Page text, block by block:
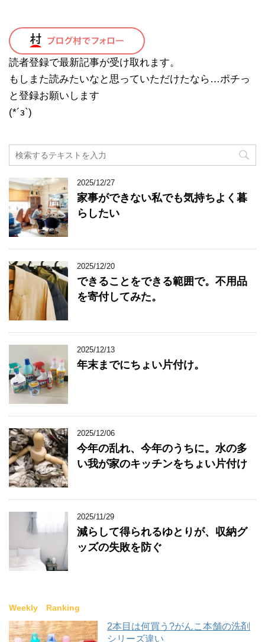
読者登録で最新記事が受け取れます。
もしまた読みたいなと思っていただけたなら…ポチっ
と登録お願いします
(*´з`)
2025/12/27
家事ができない私でも気持ちよく暮
らしたい
2025/12/20
できることをできる範囲で。不用品
を寄付してみた。
2025/12/13
年末までにちょい片付け。
2025/12/06
今年の乱れ、今年のうちに。水の多
い我が家のキッチンをちょい片付け
2025/11/29
減らして得られるゆとりが、収納グ
ッズの失敗を防ぐ
Weekly Ranking
2本目は何買う?がんこ本舗の洗剤
シリーズ違い